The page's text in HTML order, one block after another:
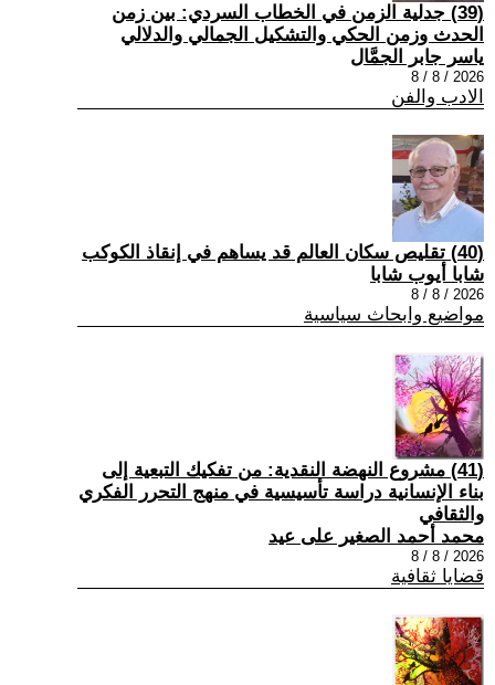
(39) جدلية الزمن في الخطاب السردي: بين زمن
الحدث وزمن الحكي والتشكيل الجمالي والدلالي
ياسر جابر الجمَّال
2026 / 8 / 8
الادب والفن
(40) تقليص سكان العالم قد يساهم في إنقاذ الكوكب
شابا أيوب شابا
2026 / 8 / 8
مواضيع وابحاث سياسية
(41) مشروع النهضة النقدية: من تفكيك التبعية إلى
بناء الإنسانية دراسة تأسيسية في منهج التحرر الفكري
والثقافي
محمد أحمد الصغير على عيد
2026 / 8 / 8
قضايا ثقافية